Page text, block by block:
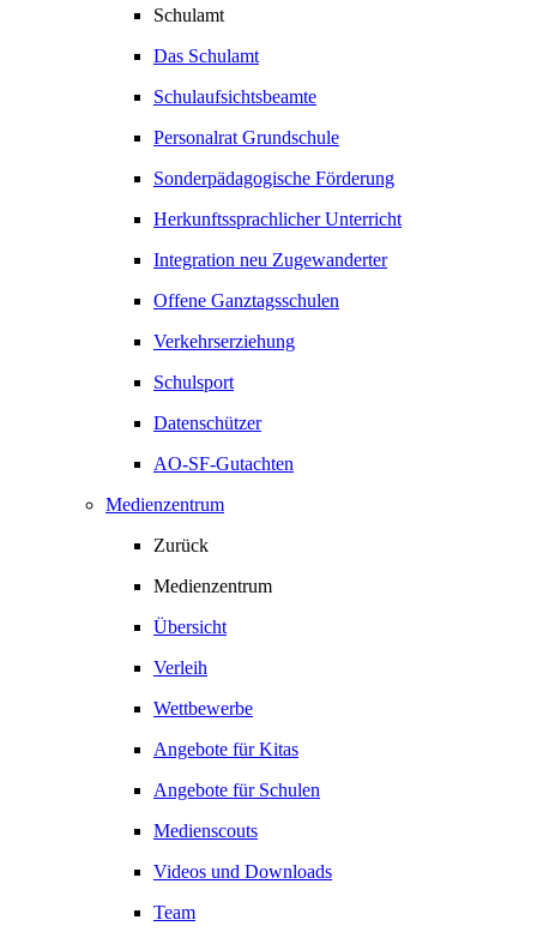
Schulamt
Das Schulamt
Schulaufsichtsbeamte
Personalrat Grundschule
Sonderpädagogische Förderung
Herkunftssprachlicher Unterricht
Integration neu Zugewanderter
Offene Ganztagsschulen
Verkehrserziehung
Schulsport
Datenschützer
AO-SF-Gutachten
Medienzentrum
Zurück
Medienzentrum
Übersicht
Verleih
Wettbewerbe
Angebote für Kitas
Angebote für Schulen
Medienscouts
Videos und Downloads
Team